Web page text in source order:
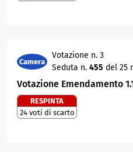
Camera
Votazione n. 3
Seduta n. 455 del 25
Votazione Emendamento
RESPINTA
24 voti di scarto